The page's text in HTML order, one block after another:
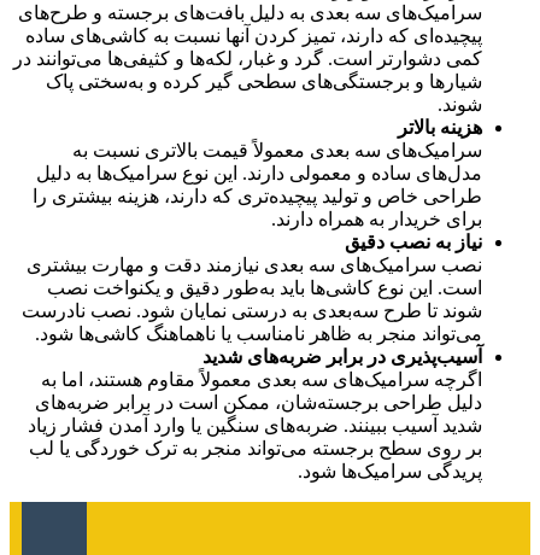
سرامیک‌های سه‌ بعدی به دلیل بافت‌های برجسته و طرح‌های
پیچیده‌ای که دارند، تمیز کردن آنها نسبت به کاشی‌های ساده
کمی دشوارتر است. گرد و غبار، لکه‌ها و کثیفی‌ها می‌توانند در
شیارها و برجستگی‌های سطحی گیر کرده و به‌سختی پاک
شوند.
هزینه بالاتر
سرامیک‌های سه‌ بعدی معمولاً قیمت بالاتری نسبت به
مدل‌های ساده و معمولی دارند. این نوع سرامیک‌ها به دلیل
طراحی خاص و تولید پیچیده‌تری که دارند، هزینه بیشتری را
برای خریدار به همراه دارند.
نیاز به نصب دقیق
نصب سرامیک‌های سه‌ بعدی نیازمند دقت و مهارت بیشتری
است. این نوع کاشی‌ها باید به‌طور دقیق و یکنواخت نصب
شوند تا طرح سه‌بعدی به درستی نمایان شود. نصب نادرست
می‌تواند منجر به ظاهر نامناسب یا ناهماهنگ کاشی‌ها شود.
آسیب‌پذیری در برابر ضربه‌های شدید
اگرچه سرامیک‌های سه‌ بعدی معمولاً مقاوم هستند، اما به
دلیل طراحی برجسته‌شان، ممکن است در برابر ضربه‌های
شدید آسیب ببینند. ضربه‌های سنگین یا وارد آمدن فشار زیاد
بر روی سطح برجسته می‌تواند منجر به ترک خوردگی یا لب‌
پریدگی سرامیک‌ها شود.